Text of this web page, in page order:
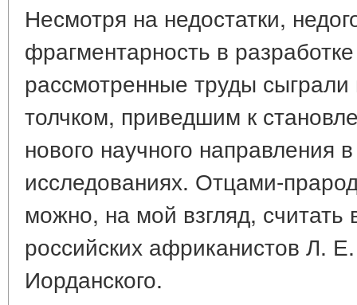
Несмотря на недостатки,
фрагментарность в
рассмотренные труды
толчком, приведшим к
нового научного направления
исследованиях. Отцами-
можно, на мой взгляд,
российских африканистов Л.
Иорданского.